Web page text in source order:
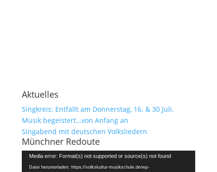
Aktuelles
Singkreis: Entfällt am Donnerstag, 16. & 30 Juli.
Musik begeistert…von Anfang an
Singabend mit deutschen Volksliedern
Münchner Redoute
Video-
Player
Media error: Format(s) not supported or source(s) not found
Datei herunterladen: https://volkskultur-musikschule.de/wp-